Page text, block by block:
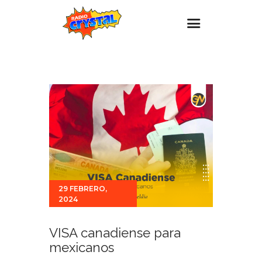
Estaciones
Eventos
Promociones
Noticias
Para ti
Contacto
29 FEBRERO,
2024
VISA canadiense para
mexicanos